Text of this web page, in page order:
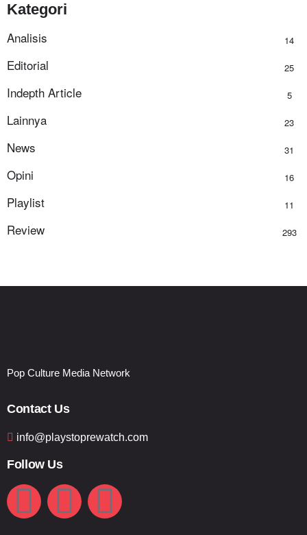
Kategori
Analisis
14
Editorial 25
Indepth Article 5
Lainnya 23
News 31
Opini 16
Playlist 11
Review 293
Pop Culture Media Network
Contact Us
info@playstoprewatch.com
Follow Us